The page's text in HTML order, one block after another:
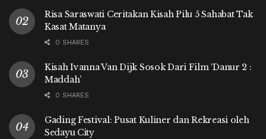
Risa Saraswati Ceritakan Kisah Pilu 5 Sahabat Tak
Kasat Matanya
0 SHARES
Kisah Ivanna Van Dijk Sosok Dari Film ‘Danur 2 :
Maddah’
0 SHARES
Gading Festival: Pusat Kuliner dan Rekreasi oleh
Sedayu City